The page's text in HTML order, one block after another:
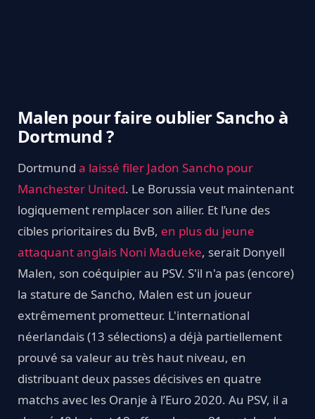
Malen pour faire oublier Sancho à
Dortmund ?
Dortmund a laissé filer Jadon Sancho pour
Manchester United. Le Borussia veut maintenant
logiquement remplacer son ailier. Et l’une des
cibles prioritaires du BvB, en plus du jeune
attaquant anglais Noni Madueke, serait Donyell
Malen, son coéquipier au PSV. S'il n'a pas (encore)
la stature de Sancho, Malen est un joueur
extrêmement prometteur. L'international
néerlandais (13 sélections) a déjà partiellement
prouvé sa valeur au très haut niveau, en
distribuant deux passes décisives en quatre
matchs avec les Oranje à l’Euro 2020. Au PSV, il a